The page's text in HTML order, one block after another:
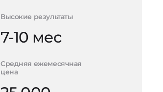
Высокие результаты
7-10 мес
Средняя ежемесячная
цена